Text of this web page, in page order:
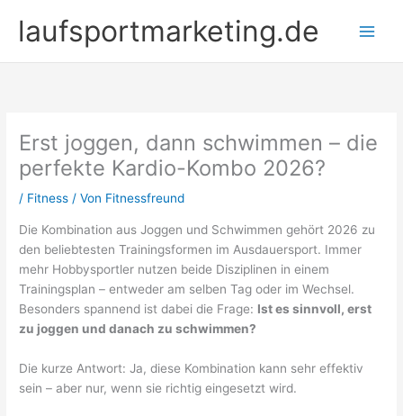
Inhaltlaufsportmarketing.de
Erst joggen, dann schwimmen – die
perfekte Kardio-Kombo 2026?
/ Fitness / Von Fitnessfreund
Die Kombination aus Joggen und Schwimmen gehört 2026 zu
den beliebtesten Trainingsformen im Ausdauersport. Immer
mehr Hobbysportler nutzen beide Disziplinen in einem
Trainingsplan – entweder am selben Tag oder im Wechsel.
Besonders spannend ist dabei die Frage: Ist es sinnvoll, erst
zu joggen und danach zu schwimmen?
Die kurze Antwort: Ja, diese Kombination kann sehr effektiv
sein – aber nur, wenn sie richtig eingesetzt wird.